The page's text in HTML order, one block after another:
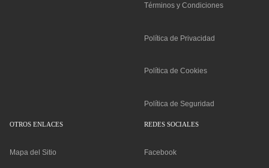
Términos y Condiciones
Política de Privacidad
Política de Cookies
Política de Seguridad
OTROS ENLACES
Mapa del Sitio
REDES SOCIALES
Facebook